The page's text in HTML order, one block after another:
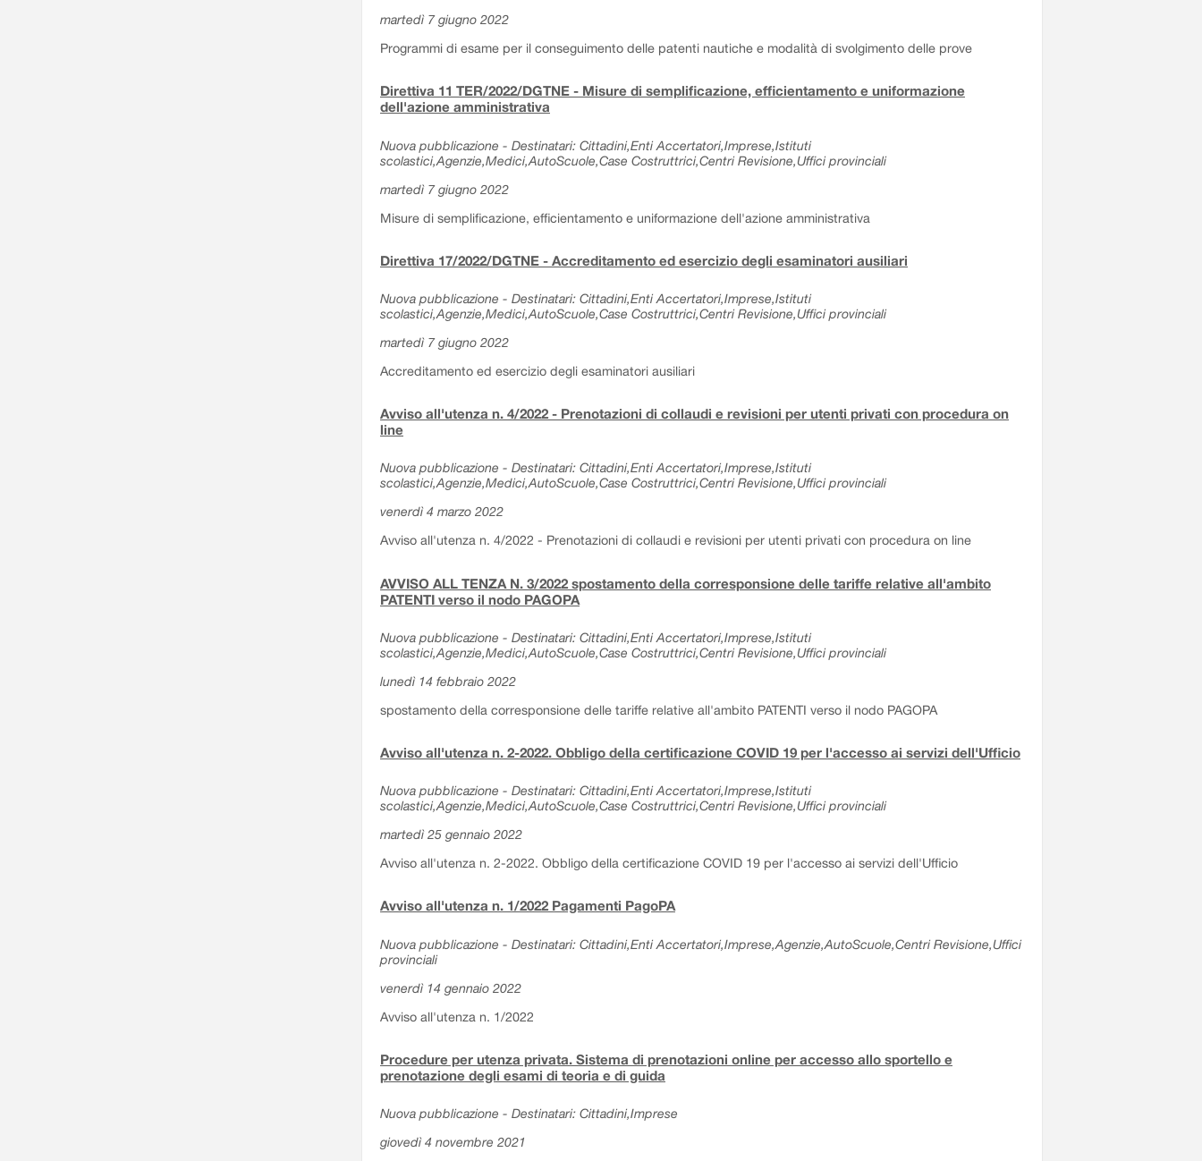
martedì 7 giugno 2022
Programmi di esame per il conseguimento delle patenti nautiche e modalità di svolgimento delle prove
Direttiva 11 TER/2022/DGTNE - Misure di semplificazione, efficientamento e uniformazione
dell'azione amministrativa
Nuova pubblicazione - Destinatari: Cittadini,Enti Accertatori,Imprese,Istituti
scolastici,Agenzie,Medici,AutoScuole,Case Costruttrici,Centri Revisione,Uffici provinciali
martedì 7 giugno 2022
Misure di semplificazione, efficientamento e uniformazione dell'azione amministrativa
Direttiva 17/2022/DGTNE - Accreditamento ed esercizio degli esaminatori ausiliari
Nuova pubblicazione - Destinatari: Cittadini,Enti Accertatori,Imprese,Istituti
scolastici,Agenzie,Medici,AutoScuole,Case Costruttrici,Centri Revisione,Uffici provinciali
martedì 7 giugno 2022
Accreditamento ed esercizio degli esaminatori ausiliari
Avviso all'utenza n. 4/2022 - Prenotazioni di collaudi e revisioni per utenti privati con procedura on
line
Nuova pubblicazione - Destinatari: Cittadini,Enti Accertatori,Imprese,Istituti
scolastici,Agenzie,Medici,AutoScuole,Case Costruttrici,Centri Revisione,Uffici provinciali
venerdì 4 marzo 2022
Avviso all'utenza n. 4/2022 - Prenotazioni di collaudi e revisioni per utenti privati con procedura on line
AVVISO ALL TENZA N. 3/2022 spostamento della corresponsione delle tariffe relative all'ambito
PATENTI verso il nodo PAGOPA
Nuova pubblicazione - Destinatari: Cittadini,Enti Accertatori,Imprese,Istituti
scolastici,Agenzie,Medici,AutoScuole,Case Costruttrici,Centri Revisione,Uffici provinciali
lunedì 14 febbraio 2022
spostamento della corresponsione delle tariffe relative all'ambito PATENTI verso il nodo PAGOPA
Avviso all'utenza n. 2-2022. Obbligo della certificazione COVID 19 per l'accesso ai servizi dell'Ufficio
Nuova pubblicazione - Destinatari: Cittadini,Enti Accertatori,Imprese,Istituti
scolastici,Agenzie,Medici,AutoScuole,Case Costruttrici,Centri Revisione,Uffici provinciali
martedì 25 gennaio 2022
Avviso all'utenza n. 2-2022. Obbligo della certificazione COVID 19 per l'accesso ai servizi dell'Ufficio
Avviso all'utenza n. 1/2022 Pagamenti PagoPA
Nuova pubblicazione - Destinatari: Cittadini,Enti Accertatori,Imprese,Agenzie,AutoScuole,Centri Revisione,Uffici
provinciali
venerdì 14 gennaio 2022
Avviso all'utenza n. 1/2022
Procedure per utenza privata. Sistema di prenotazioni online per accesso allo sportello e
prenotazione degli esami di teoria e di guida
Nuova pubblicazione - Destinatari: Cittadini,Imprese
giovedì 4 novembre 2021